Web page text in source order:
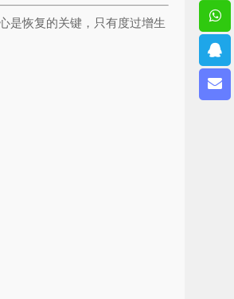
是恢复的关键，只有度过增生